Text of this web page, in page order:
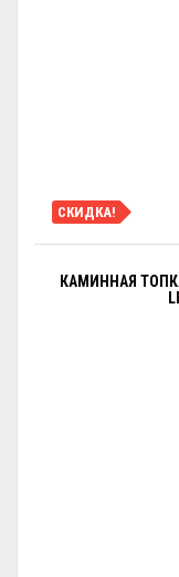
СКИДКА!
КАМИННАЯ ТОПКА